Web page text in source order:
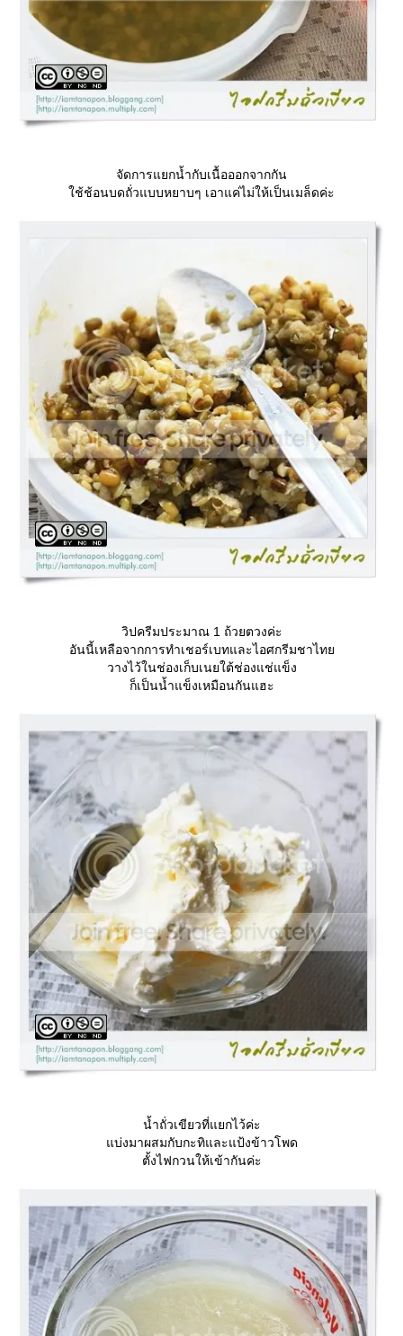
จัดการแยกน้ำกับเนื้อออกจากกัน
ช้ช้อนบดถั่วแบบหยาบๆ เอาแค่ไม่ให้เป็นเมล็ดค่ะ
วิปครีมประมาณ 1 ถ้วยตวงค่ะ
อันนี้เหลือจากการทำเชอร์เบทและไอศกรีมชาไท
วางไว้ในช่องเก็บเนยใต้ช่องแช่แข็ง
ก็เป็นน้ำแข็งเหมือนกันแฮะ
น้ำถั่วเขียวที่แยกไว้ค่ะ
บ่งมาผสมกับกะทิและแป้งข้าวโพด
ตั้งไฟกวนให้เข้ากันค่ะ